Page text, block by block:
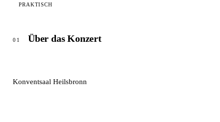
PRAKTISCH
01 Über das Konzert
Konventsaal Heilsbronn